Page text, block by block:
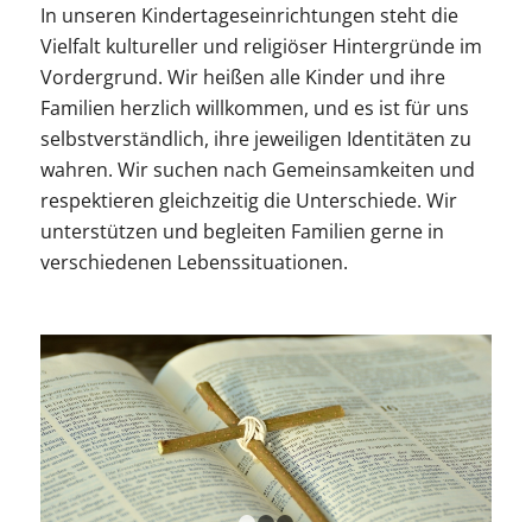
In unseren Kindertageseinrichtungen steht die
Vielfalt kultureller und religiöser Hintergründe im
Vordergrund. Wir heißen alle Kinder und ihre
Familien herzlich willkommen, und es ist für uns
selbstverständlich, ihre jeweiligen Identitäten zu
wahren. Wir suchen nach Gemeinsamkeiten und
respektieren gleichzeitig die Unterschiede. Wir
unterstützen und begleiten Familien gerne in
verschiedenen Lebenssituationen.